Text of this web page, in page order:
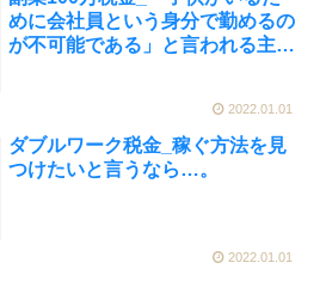
めに会社員という身分で勤めるの
が不可能である」と言われる主婦
2022.01.01
ダブルワーク税金_稼ぐ方法を見
つけたいと言うなら…。
2022.01.01